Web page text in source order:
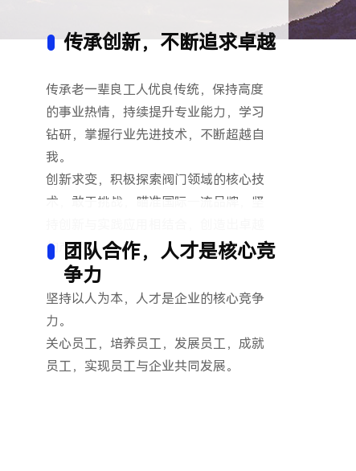
传承创新，不断追求卓越
传承老一辈良工人优良传统，保持高度
的事业热情，持续提升专业能力，学习
钻研，掌握行业先进技术，不断超越自
我。
创新求变，积极探索阀门领域的核心技
术，敢于挑战，瞄准国际一流品牌，坚
的产品。
团队合作，人才是核心竞
争力
坚持以人为本，人才是企业的核心竞争
力。
关心员工，培养员工，发展员工，成就
员工，实现员工与企业共同发展。